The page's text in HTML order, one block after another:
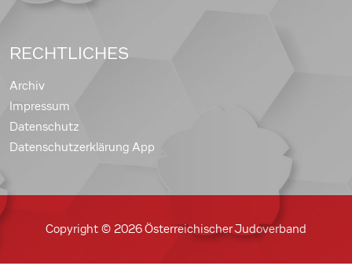
RECHTLICHES
Archiv
Impressum
Datenschutz
Datenschutzerklärung App
Copyright © 2026 Österreichischer Judoverband